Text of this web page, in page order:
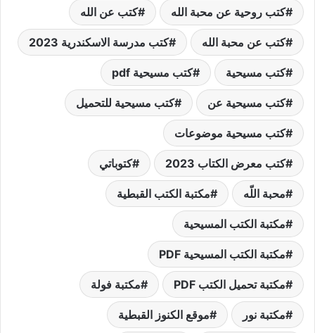
كتب روحية عن محبة الله كتب عن الله
كتب عن محبة الله كتب مدرسة الاسكندرية 2023
كتب مسيحية كتب مسيحية pdf
كتب مسيحية عن كتب مسيحية للتحميل
كتب مسيحية موضوعات
كتب معرض الكتاب 2023 كتوباتي
محبة اللّه مكتبة الكتب القبطية
مكتبة الكتب المسيحية
مكتبة الكتب المسيحية PDF
مكتبة تحميل الكتب PDF مكتبة فولة
مكتبة نور موقع الكنوز القبطية